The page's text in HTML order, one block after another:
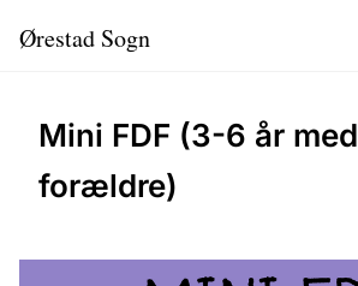
Ørestad Sogn
Mini FDF (3-6 år med
forældre)